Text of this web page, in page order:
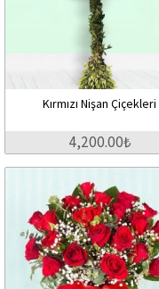
Kırmızı Nişan Çiçekleri
4,200.00₺